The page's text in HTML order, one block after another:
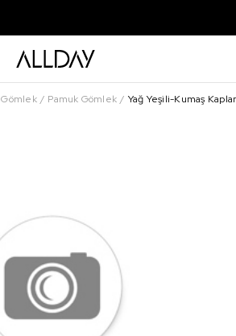
Gömlek Pamuk Gömlek Yağ Yeşili-Kumaş